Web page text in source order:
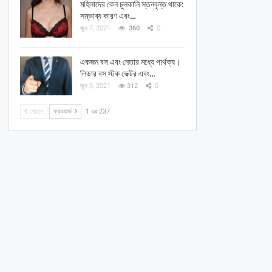
মহিলাদের কেন চুলকানি স্তনবৃন্ত থাকে:
সম্ভাব্য কারণ এবং…
জুন 7, 2021 360 0
একজন বস এবং নেতার মধ্যে পার্থক্য।
লিডার বস স্টক ভেক্টর এবং…
জুন 3, 2021 312 0
পেছনে ফরওয়ার্ড 1 এর 237